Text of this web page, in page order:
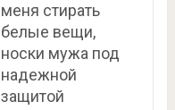
меня стирать
белые вещи,
носки мужа под
надежной
защитой